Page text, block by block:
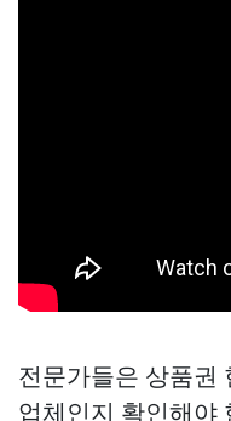
전문가들은 상품권
업체인지 확인해야